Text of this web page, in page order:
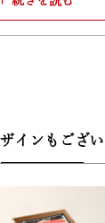
感と、口いっぱ
美味しさ。牛兵
本格的なすき焼
奥行22.4cm ×
インもござい